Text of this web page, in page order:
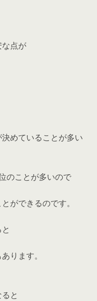
点が
めていることが多い
のことが多いので
ができるのです。
ります。
と